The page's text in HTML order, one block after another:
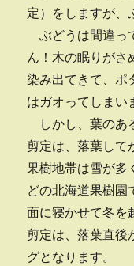
定）をしますが、
ぶどうは間違っ
ん！木の眠りがさ
染み出てきて、ポ
はガオってしまい
しかし、葉のあ
剪定は、落葉して
果樹地帯は雪が多
どの北海道果樹園
面に寝かせて冬を
剪定は、落葉直後
グとなります。